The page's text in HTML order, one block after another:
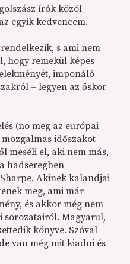
írók közöl
egyik kedvencem.
s ami nem
hogy remekül képes
imponáló
– legyen az őskor
(no meg az európai
időszakot
meséli el, aki nem más,
hadseregben
Akinek kalandjai
meg, ami már
és akkor még nem
sorozatairól. Magyarul,
könyve. Szóval
van még mit kiadni és